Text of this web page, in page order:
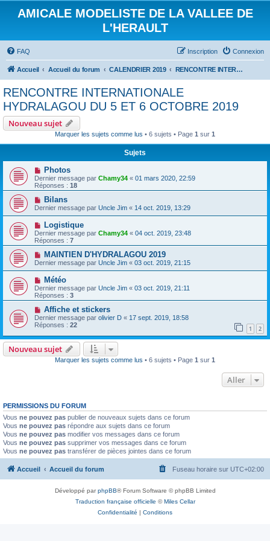
AMICALE MODELISTE DE LA VALLEE DE
L'HERAULT
FAQ Connexion
Inscription
Accueil Accueil du forum CALENDRIER 2019 RENCONTRE INTERNATIONALE HYDRALAGOU DU 5 ET 6 OCTOBRE 2019
RENCONTRE INTERNATIONALE
HYDRALAGOU DU 5 ET 6 OCTOBRE 2019
Nouveau sujet
Marquer les sujets comme lus • 6 sujets • Page 1 sur 1
Sujets
Photos
Dernier message par Chamy34 « 01 mars 2020, 22:59
Réponses : 18
Bilans
Dernier message par Uncle Jim « 14 oct. 2019, 13:29
Logistique
Dernier message par Chamy34 « 04 oct. 2019, 23:48
Réponses : 7
MAINTIEN D'HYDRALAGOU 2019
Dernier message par Uncle Jim « 03 oct. 2019, 21:15
Météo
Dernier message par Uncle Jim « 03 oct. 2019, 21:11
Réponses : 3
Affiche et stickers
Dernier message par olivier D « 17 sept. 2019, 18:58
Réponses : 22 1 2
Nouveau sujet
Marquer les sujets comme lus • 6 sujets • Page 1 sur 1
Aller
PERMISSIONS DU FORUM
Vous ne pouvez pas publier de nouveaux sujets dans ce forum
Vous ne pouvez pas répondre aux sujets dans ce forum
Vous ne pouvez pas modifier vos messages dans ce forum
Vous ne pouvez pas supprimer vos messages dans ce forum
Vous ne pouvez pas transférer de pièces jointes dans ce forum
Accueil Accueil du forum Fuseau horaire sur UTC+02:00
Développé parphpBB® Forum Software © phpBB Limited
Traduction française officielle ©Miles Cellar
Confidentialité | Conditions